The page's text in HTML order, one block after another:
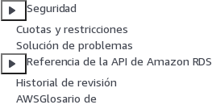
Seguridad
Cuotas y restricciones
Solución de problemas
Referencia de la API de Amazon RDS
Historial de revisión
AWSGlosario de